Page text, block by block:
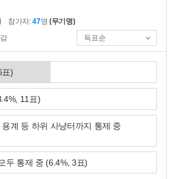
참가자:47명(무기명)
표)
%, 11 표)
계 등 하위 사냥터까지 통제 중
두 통제 중 (6.4%, 3표)